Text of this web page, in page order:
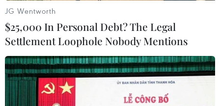
JG Wentworth
$25,000 In Personal Debt? The Legal
Settlement Loophole Nobody Mentions